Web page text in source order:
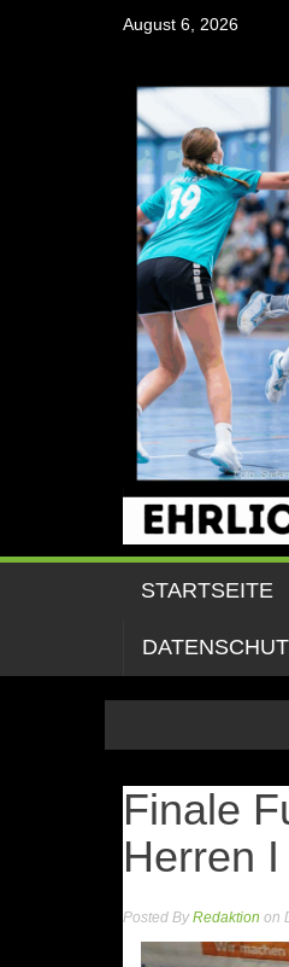
August 6, 2026
STARTSEITE
Finale
Herren
Posted ByRedaktion on